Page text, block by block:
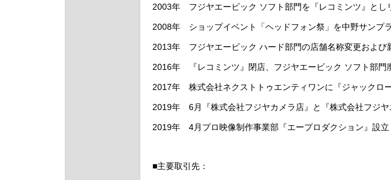
2003年 フジヤエービック ソフト部門を『レコミンツ』とし
2008年 ショップイベント「ヘッドフォン祭」を中野サンプ
2013年 フジヤエービック ハード部門の店舗名称変更および
2016年 『レコミンツ』閉店、フジヤエービック ソフト部門
2017年 株式会社ネクストトゥエンティワンに『ジャックロ
2019年 6月『株式会社フジヤカメラ店』と『株式会社フジヤ
2019年 4月プロ映像制作事業部『エープロダクション』設立
■主要取引先：